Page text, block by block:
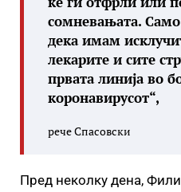
сомневањата.
дека имам
лекарите и сите
првата линија во
коронавирусот“,
рече Спасовски
Пред неколку дена,